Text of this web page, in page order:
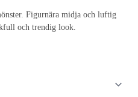
Figurnära midja och luftig
och trendig look.